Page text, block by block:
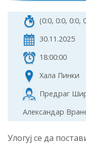
(0:0, 0:0, 0:0,
30.11.2025
18:00:00
Хала Пинки
Предраг
Александар
Улогуј се да